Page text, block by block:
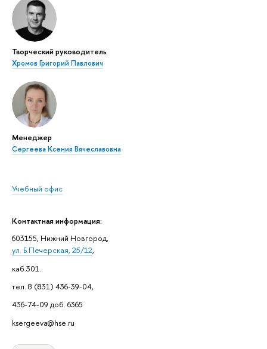
Творческий руководитель
Хромов Григорий Павлович
Менеджер
Сергеева Ксения Вячеславовна
Учебный офис
Контактная информация:
603155, Нижний Новгород,
ул. Б.Печерская, 25/12,
каб.301.
тел. 8 (831) 436-39-04,
436-74-09 доб. 6365
ksergeeva@hse.ru